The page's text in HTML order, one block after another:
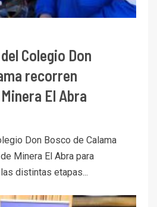
Colegio Don
recorren
El Abra
Don Bosco de Calama
Minera El Abra para
distintas etapas...